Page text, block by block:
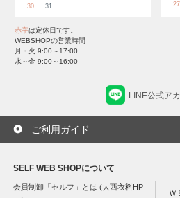
30
31
27
赤字は定休日です。
WEBSHOPの営業時間
月・火 9:00～17:00
水～金 9:00～16:00
LINE公式ア
ご利用ガイド
SELF WEB SHOPについて
会員制卸「セルフ」とは (大西衣料HP
Ｗ